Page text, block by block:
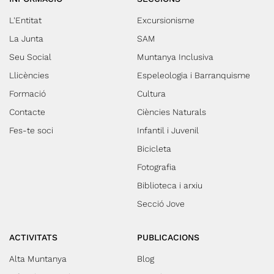
PASSEJANT PER LA POBLA DE
LILLET A la tarda
racons més emblemàtics de
la Pobla de Lillet mitjançant
una visita guiada. CONFIANÇA
amb la projecció del
documental 'Confiança cega' i
un col·loqui amb els
L'Entitat
La Junta
Seu Social
Llicències
Formació
Contacte
Fes-te soci
Excursionisme
SAM
Muntanya Inclusiva
Espeleologia i Barranquisme
Cultura
Ciències Naturals
Infantil i Juvenil
Bicicleta
Fotografia
Biblioteca i arxiu
Secció Jove
ACTIVITATS
Alta Muntanya
PUBLICACIONS
Blog